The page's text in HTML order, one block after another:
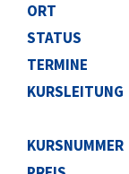
ORT
STATUS
TERMINE
KURSLEITUNG
KURSNUMMER